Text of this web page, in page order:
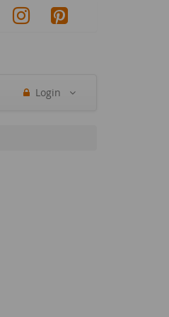
Login